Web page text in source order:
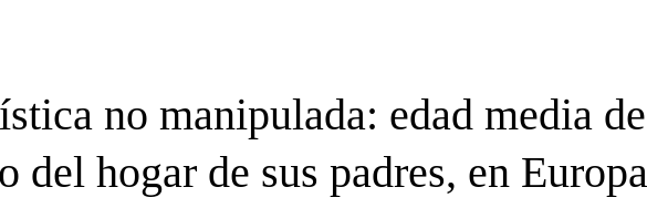
no manipulada: edad media de
del hogar de sus padres, en Europa